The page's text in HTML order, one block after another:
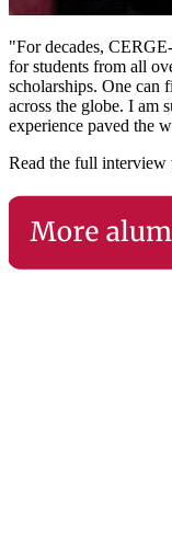
"For decades,
for students from all
scholarships. One can
across the globe. I am
experience paved the
Read the full interview